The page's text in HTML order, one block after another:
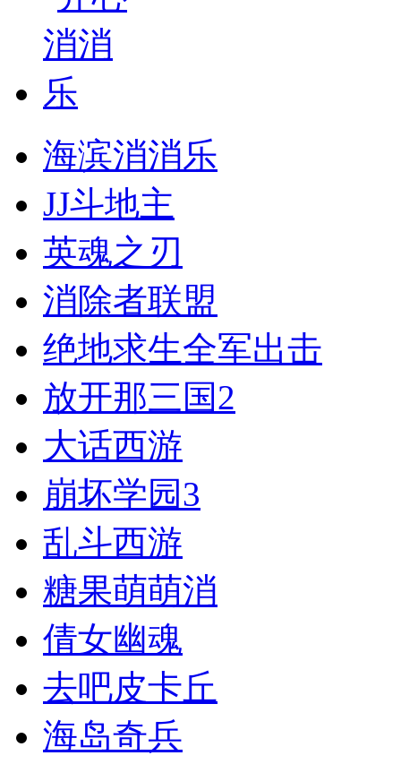
海滨消消乐
JJ斗地主
英魂之刃
消除者联盟
绝地求生全军出击
放开那三国2
大话西游
崩坏学园3
乱斗西游
糖果萌萌消
倩女幽魂
去吧皮卡丘
海岛奇兵